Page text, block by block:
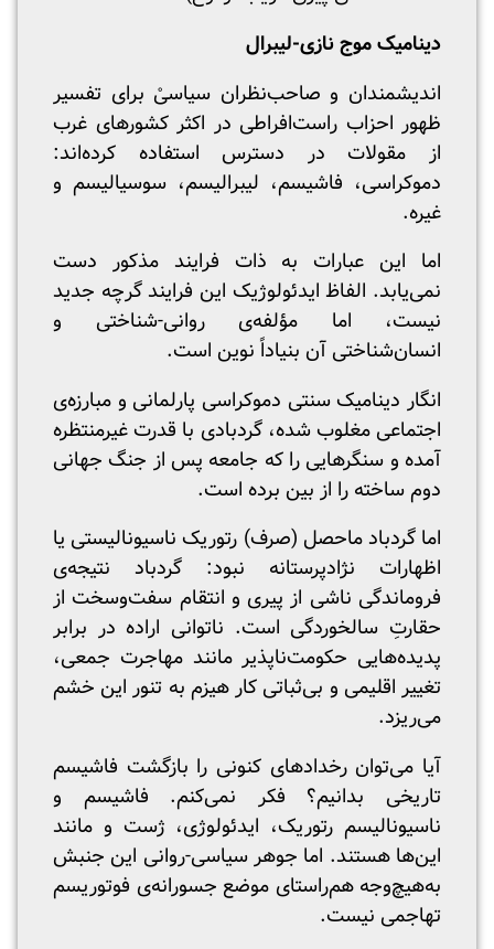
دینامیک موج نازی-‌لیبرال
اندیشمندان و صاحب‌نظران سیاسیْ برای تفسیر
ظهور احزاب راست‌افراطی در اکثر کشورهای غرب
از مقولات در دسترس استفاده کرده‌اند:
دموکراسی، فاشیسم، لیبرالیسم، سوسیالیسم و
غیره.
اما این عبارات به ذات فرایند مذکور دست
نمی‌یابد. الفاظ ایدئولوژیک این فرایند گرچه جدید
نیست، اما مؤلفه‌ی روانی-شناختی و
انسان‌شناختی آن بنیاداً نوین است.
انگار دینامیک سنتی دموکراسی پارلمانی و مبارزه‌ی
اجتماعی مغلوب شده، گردبادی با قدرت غیرمنتظره
آمده و سنگرهایی را که جامعه پس از جنگ جهانی
دوم ساخته را از بین برده است.
اما گردباد ماحصل (صرف) رتوریک ناسیونالیستی یا
اظهارات نژادپرستانه نبود: گردباد نتیجه‌ی
فروماندگی ناشی از پیری و انتقام سفت‌وسخت از
حقارتِ سالخوردگی است. ناتوانی اراده در برابر
پدیده‌هایی حکومت‌ناپذیر مانند مهاجرت جمعی،
تغییر اقلیمی و بی‌ثباتی کار هیزم به تنور این خشم
می‌ریزد.
آیا می‌توان رخدادهای کنونی را بازگشت فاشیسم
تاریخی بدانیم؟ فکر نمی‌کنم. فاشیسم و
ناسیونالیسم رتوریک، ایدئولوژی، ژست و مانند
این‌ها هستند. اما جوهر سیاسی-روانی این جنبش
به‌هیچ‌وجه هم‌راستای موضع جسورانه‌ی فوتوریسم
تهاجمی نیست.